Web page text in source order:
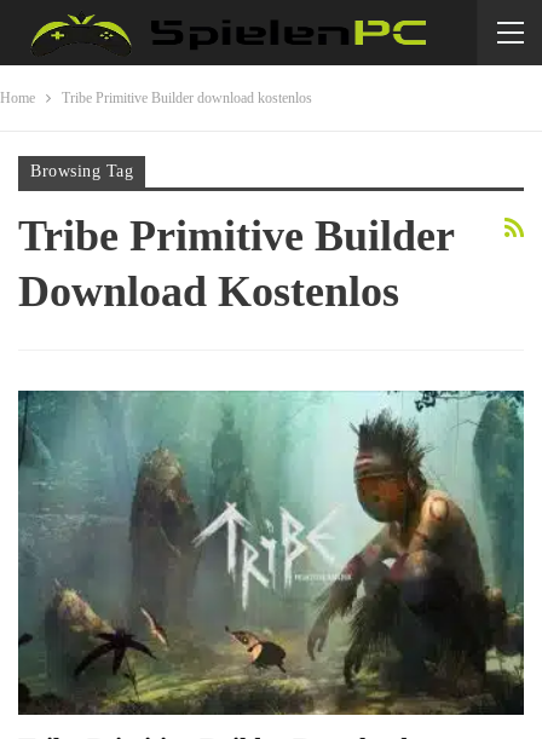
Home Tribe Primitive Builder download kostenlos
Browsing Tag
Tribe Primitive Builder
Download Kostenlos